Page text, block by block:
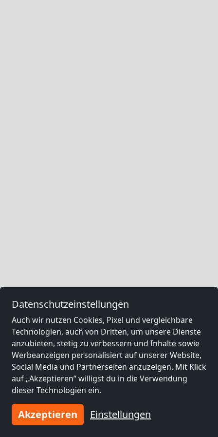
Datenschutzeinstellungen
Auch wir nutzen Cookies, Pixel und vergleichbare
Technologien, auch von Dritten, um unsere Dienste
anzubieten, stetig zu verbessern und Inhalte sowie
Werbeanzeigen personalisiert auf unserer Website,
Social Media und Partnerseiten anzuzeigen. Mit Klick
auf „Akzeptieren“ willigst du in die Verwendung
dieser Technologien ein.
Akzeptieren Einstellungen